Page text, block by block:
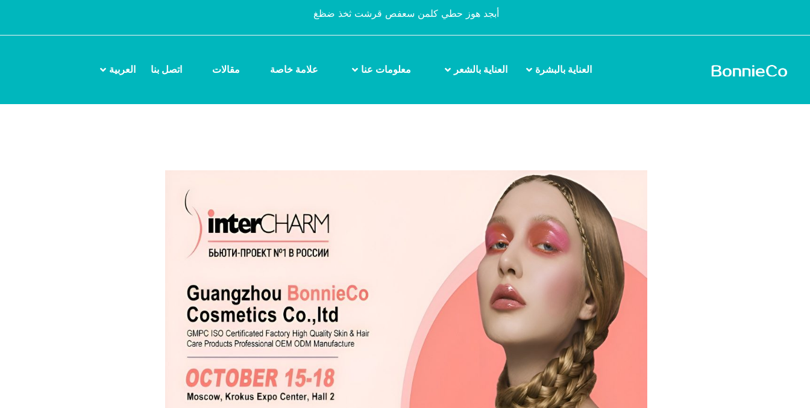
أبجد هوز حطي كلمن سعفص قرشت ثخذ ضظغ
العناية بالبشرة العناية بالشعر معلومات عنا علامة خاصة مقالات اتصل بنا العربية